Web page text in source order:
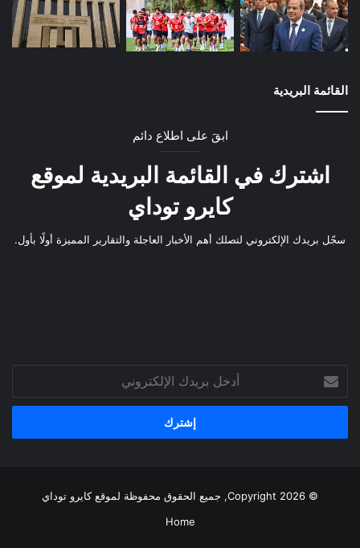
القائمة البريدية
ابقَ على اطلاع دائم
اشترك في القائمة البريدية لموقع
كايرو توداي
سجّل بريدك الإلكتروني لتصلك أهم الأخبار العاجلة والتقارير المميزة أولًا بأول.
بريدك
الإلكتروني
© Copyright 2026, جميع الحقوق محفوظة لموقع
كايرو توداي
Home